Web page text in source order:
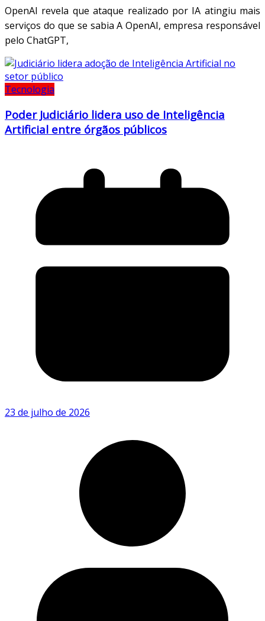
OpenAI revela que ataque realizado por IA atingiu mais
serviços do que se sabia A OpenAI, empresa responsável
pelo ChatGPT,
Tecnologia
Poder Judiciário lidera uso de Inteligência
Artificial entre órgãos públicos
23 de julho de 2026